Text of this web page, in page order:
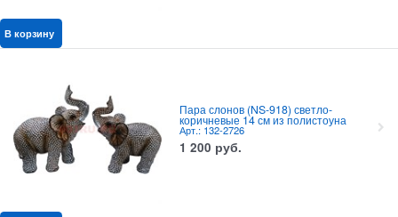
В корзину
Пара слонов (NS-918) светло-
коричневые 14 см из полистоуна
Арт.: 132-2726
1 200 руб.